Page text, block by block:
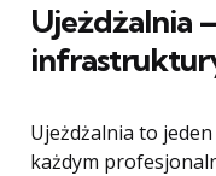
Ujeżdżalnia
Ujeżdżalnia to
każdym